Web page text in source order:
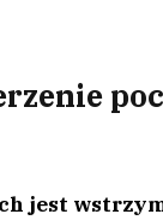
jest